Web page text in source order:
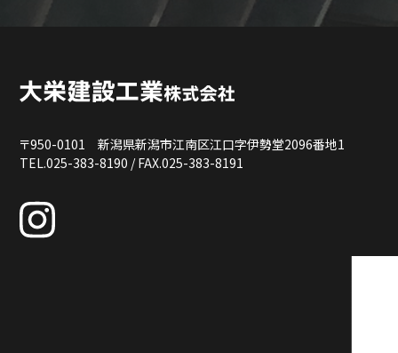
〒950-0101 新潟県新潟市江南区江口字伊勢堂2096番地1
TEL.025-383-8190 / FAX.025-383-8191